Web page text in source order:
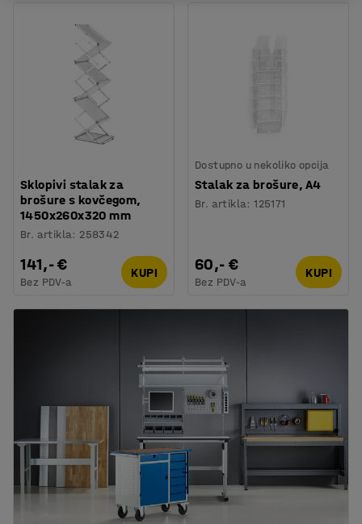
Sklopivi stalak za
brošure s kovčegom,
1450x260x320 mm
Br. artikla: 258342
141,- €
Bez PDV-a
KUPI
Dostupno u nekoliko opcija
Stalak za brošure, A4
Br. artikla:125171
60,- €
Bez PDV-a
KUPI